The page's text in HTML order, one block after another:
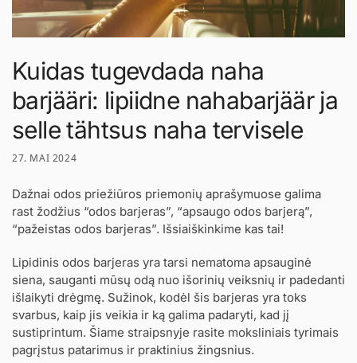
Kuidas tugevdada naha
barjääri: lipiidne nahabarjäär ja
selle tähtsus naha tervisele
27. MAI 2024
Dažnai odos priežiūros priemonių aprašymuose galima
rast žodžius “odos barjeras”, “apsaugo odos barjerą”,
“pažeistas odos barjeras”. Išsiaiškinkime kas tai!
Lipidinis odos barjeras yra tarsi nematoma apsauginė
siena, sauganti mūsų odą nuo išorinių veiksnių ir padedanti
išlaikyti drėgmę. Sužinok, kodėl šis barjeras yra toks
svarbus, kaip jis veikia ir ką galima padaryti, kad jį
sustiprintum. Šiame straipsnyje rasite moksliniais tyrimais
pagrįstus patarimus ir praktinius žingsnius.